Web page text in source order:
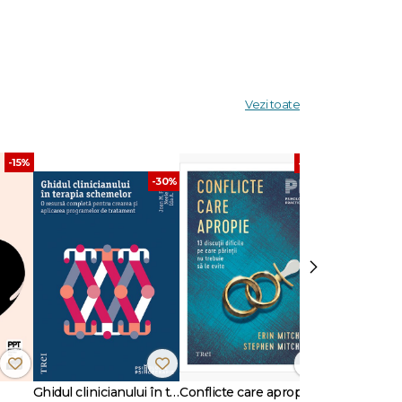
Vezi toate
-15%
-30%
Ghidul clinicianului în terapia schemelor
-30%
Conflicte care apropie
›